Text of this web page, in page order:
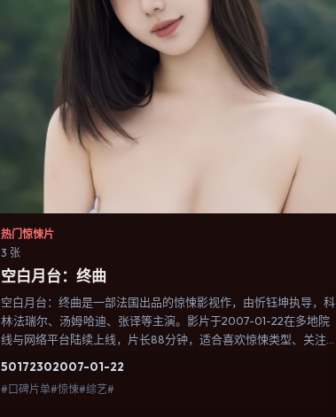
热门惊悚片
3 张
空白月台：终曲
空白月台：终曲是一部法国出品的惊悚影视作，由忻钰坤执导，科
林·法瑞尔、汤姆·哈迪、张译等主演。影片于2007-01-22在多地院
线与网络平台陆续上线，片长88分钟，适合喜欢惊悚类型、关注
奏与视听语言统一，可作为休闲观影或类型片补片的选择。
50172302007-01-22
#口碑片单#惊悚#综艺#